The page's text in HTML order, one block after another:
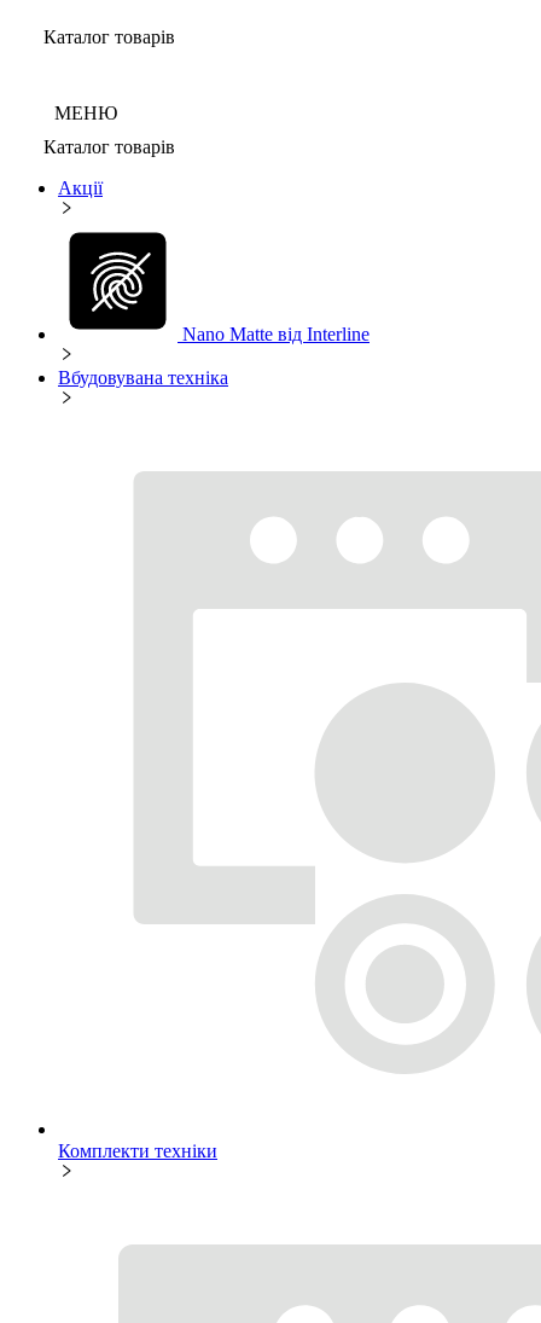
Каталог товарів
МЕНЮ
Каталог товарів
Акції
Nano Matte від Interline
Вбудовувана техніка
Комплекти техніки